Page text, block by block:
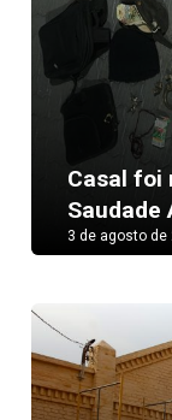
Casal foi
Saudade
3 de agosto de